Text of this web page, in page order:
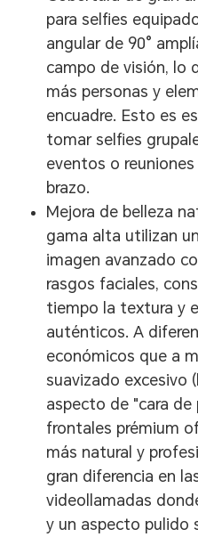
para selfies
angular de 90°
campo de visión, lo
más personas y
encuadre. Esto es
tomar selfies
eventos o
brazo.
Mejora de belleza
gama alta utilizan
imagen avanzado
rasgos faciales,
tiempo la textura y
auténticos. A
económicos que a
suavizado excesivo
aspecto de "cara de
frontales prémium
más natural y
gran diferencia en
videollamadas
y un aspecto pulido